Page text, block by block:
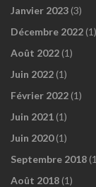
Janvier 2023 (3)
Décembre 2022 (1)
Août 2022 (1)
Juin 2022 (1)
Février 2022 (1)
Juin 2021 (1)
Juin 2020(1)
Septembre 2018
Août 2018 (1)